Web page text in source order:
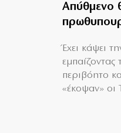
Απύθμενο
Έχει κάψει
εμπαίζοντας
περιβόητο
«έκοψαν» οι